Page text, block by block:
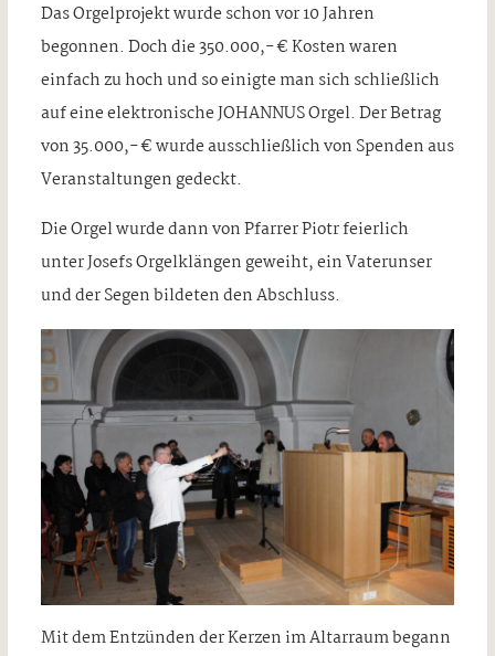
Das Orgelprojekt wurde schon vor 10 Jahren
begonnen. Doch die 350.000,- € Kosten waren
einfach zu hoch und so einigte man sich schließlich
auf eine elektronische JOHANNUS Orgel. Der Betrag
von 35.000,- € wurde ausschließlich von Spenden aus
Veranstaltungen gedeckt.
Die Orgel wurde dann von Pfarrer Piotr feierlich
unter Josefs Orgelklängen geweiht, ein Vaterunser
und der Segen bildeten den Abschluss.
Mit dem Entzünden der Kerzen im Altarraum begann